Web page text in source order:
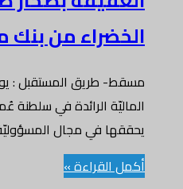
الخضراء من
مسقط- طريق المستقبل :
الماليّة الرائدة في سلطنة
يحققها في مجال
أكمل القراءة »